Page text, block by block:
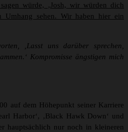
würde, ‚Josh, wir würden dich
Umhang sehen. Wir haben hier ein
‚Lasst uns darüber sprechen,
Kompromisse ängstigen mich
auf dem Höhepunkt seiner Karriere
Harbor‘, ‚Black Hawk Down‘ und
hauptsächlich nur noch in kleineren